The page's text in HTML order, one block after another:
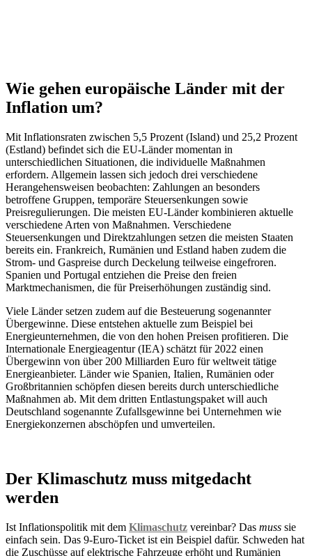
Wie gehen europäische Länder mit der
Inflation um?
Mit Inflationsraten zwischen 5,5 Prozent (Island) und 25,2 Prozent
(Estland) befindet sich die EU-Länder momentan in
unterschiedlichen Situationen, die individuelle Maßnahmen
erfordern. Allgemein lassen sich jedoch drei verschiedene
Herangehensweisen beobachten: Zahlungen an besonders
betroffene Gruppen, temporäre Steuersenkungen sowie
Preisregulierungen. Die meisten EU-Länder kombinieren aktuelle
verschiedene Arten von Maßnahmen. Verschiedene
Steuersenkungen und Direktzahlungen setzen die meisten Staaten
bereits ein. Frankreich, Rumänien und Estland haben zudem die
Strom- und Gaspreise durch Deckelung teilweise eingefroren.
Spanien und Portugal entziehen die Preise den freien
Marktmechanismen, die für Preiserhöhungen zuständig sind.
Viele Länder setzen zudem auf die Besteuerung sogenannter
Übergewinne. Diese entstehen aktuelle zum Beispiel bei
Energieunternehmen, die von den hohen Preisen profitieren. Die
Internationale Energieagentur (IEA) schätzt für 2022 einen
Übergewinn von über 200 Milliarden Euro für weltweit tätige
Energieanbieter. Länder wie Spanien, Italien, Rumänien oder
Großbritannien schöpfen diesen bereits durch unterschiedliche
Maßnahmen ab. Mit dem dritten Entlastungspaket will auch
Deutschland sogenannte Zufallsgewinne bei Unternehmen wie
Energiekonzernen abschöpfen und umverteilen.
Der Klimaschutz muss mitgedacht
werden
Ist Inflationspolitik mit dem Klimaschutz vereinbar? Das muss sie
einfach sein. Das 9-Euro-Ticket ist ein Beispiel dafür. Schweden hat
die Zuschüsse auf elektrische Fahrzeuge erhöht und Rumänien